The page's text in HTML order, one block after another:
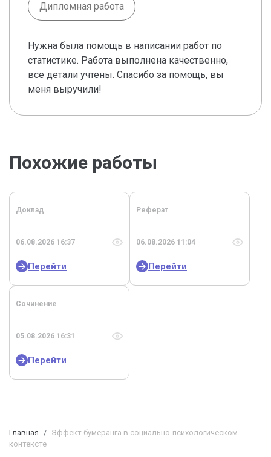
Дипломная работа
Нужна была помощь в написании работ по
статистике. Работа выполнена качественно,
все детали учтены. Спасибо за помощь, вы
меня выручили!
Похожие работы
Доклад
06.08.2026 16:37
Перейти
Реферат
06.08.2026 11:04
Перейти
Сочинение
05.08.2026 16:31
Перейти
Главная
Эффект бумеранга в социально-психологическом
контексте